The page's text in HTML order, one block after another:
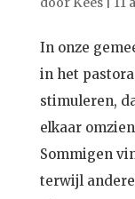
In onze
in het
stimuleren,
elkaar
Sommigen
terwijl